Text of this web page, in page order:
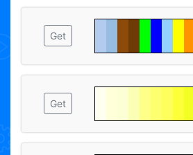
Get
Get